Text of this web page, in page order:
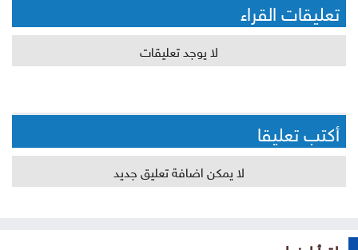
تعليقات القراء
لا يوجد تعليقات
أكتب تعليقا
لا يمكن اضافة تعليق جديد